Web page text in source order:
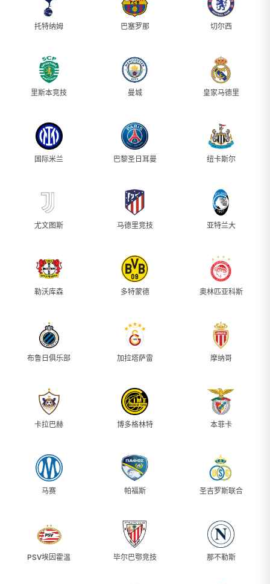
托特纳姆 巴塞罗那 切尔西
里斯本竞技 曼城 皇家马德里
国际米兰 巴黎圣日耳曼 纽卡斯尔
尤文图斯 马德里竞技 亚特兰大
勒沃库森 多特蒙德 奥林匹亚科斯
布鲁日俱乐部 加拉塔萨雷 摩纳哥
卡拉巴赫 博多格林特 本菲卡
马赛 帕福斯 圣吉罗斯联合
PSV埃因霍温 毕尔巴鄂竞技 那不勒斯